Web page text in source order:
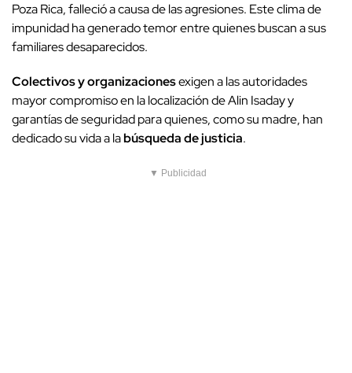
Poza Rica, falleció a causa de las agresiones. Este clima de
impunidad ha generado temor entre quienes buscan a sus
familiares desaparecidos.
Colectivos y organizacionesexigen a las autoridades
mayor compromiso en la localización de Alin Isaday y
garantías de seguridad para quienes, como su madre, han
dedicado su vida a labúsqueda de justicia.
▼ Publicidad